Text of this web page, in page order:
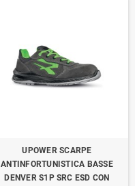
UPOWER SCARPE
ANTINFORTUNISTICA BASSE
DENVER S1P SRC ESD CON